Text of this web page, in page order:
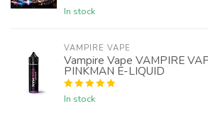
In stock
VAMPIRE VAPE
Vampire Vape VAMPIRE
PINKMAN E-LIQUID
In stock